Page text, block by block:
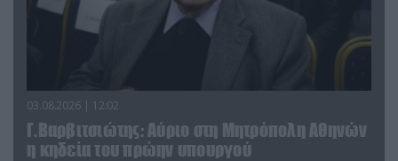
03.08.2026 | 12:02
Γ.Βαρβιτσιώτης: Aύριο στη Μητρόπολη Αθηνών
η κηδεία του πρώην υπουργού